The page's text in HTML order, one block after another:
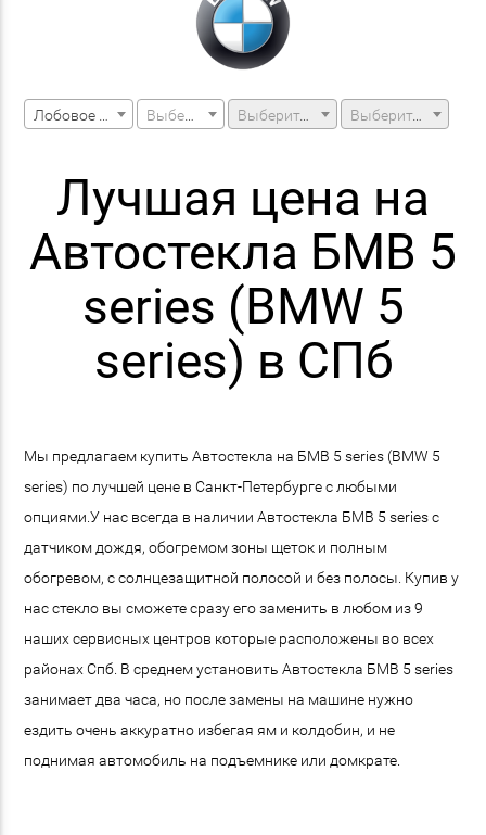
Выберите модель машины Выберите модификацию
Лучшая цена на
Автостекла БМВ 5
series (BMW 5
series) в СПб
Мы предлагаем купить Автостекла на БМВ 5 series (BMW 5
series) по лучшей цене в Санкт-Петербурге с любыми
опциями.У нас всегда в наличии Автостекла БМВ 5 series с
датчиком дождя, обогремом зоны щеток и полным
обогревом, с солнцезащитной полосой и без полосы. Купив у
нас стекло вы сможете сразу его заменить в любом из 9
наших сервисных центров которые расположены во всех
районах Спб. В среднем установить Автостекла БМВ 5 series
занимает два часа, но после замены на машине нужно
ездить очень аккуратно избегая ям и колдобин, и не
поднимая автомобиль на подъемнике или домкрате.